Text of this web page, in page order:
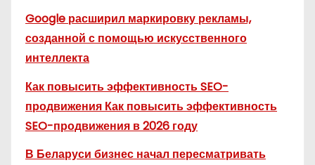
Google расширил маркировку рекламы,
созданной с помощью искусственного
интеллекта
Как повысить эффективность SEO-
продвижения Как повысить эффективность
SEO-продвижения в 2026 году
В Беларуси бизнес начал пересматривать